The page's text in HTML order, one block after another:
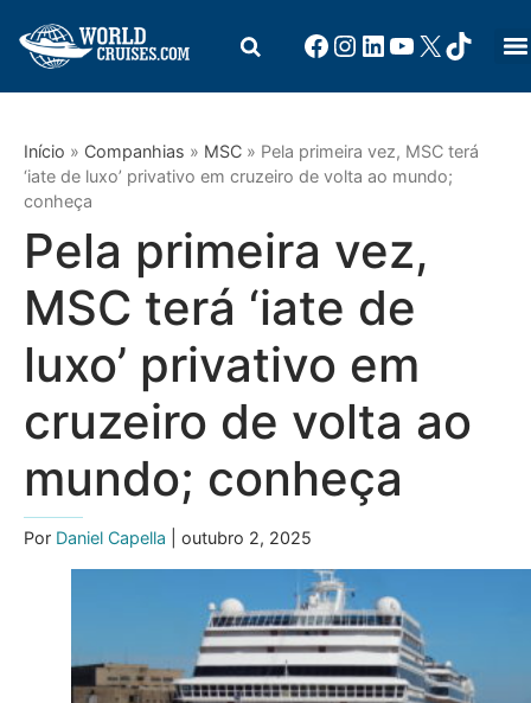
Início » Companhias » MSC » Pela primeira vez, MSC terá
‘iate de luxo’ privativo em cruzeiro de volta ao mundo;
conheça
Pela primeira vez,
MSC terá ‘iate de
luxo’ privativo em
cruzeiro de volta ao
mundo; conheça
Por Daniel Capella | outubro 2, 2025